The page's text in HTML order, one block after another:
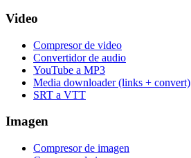
Video
Compresor de video
Convertidor de audio
YouTube a MP3
Media downloader (links + convert)
SRT a VTT
Imagen
Compresor de imagen